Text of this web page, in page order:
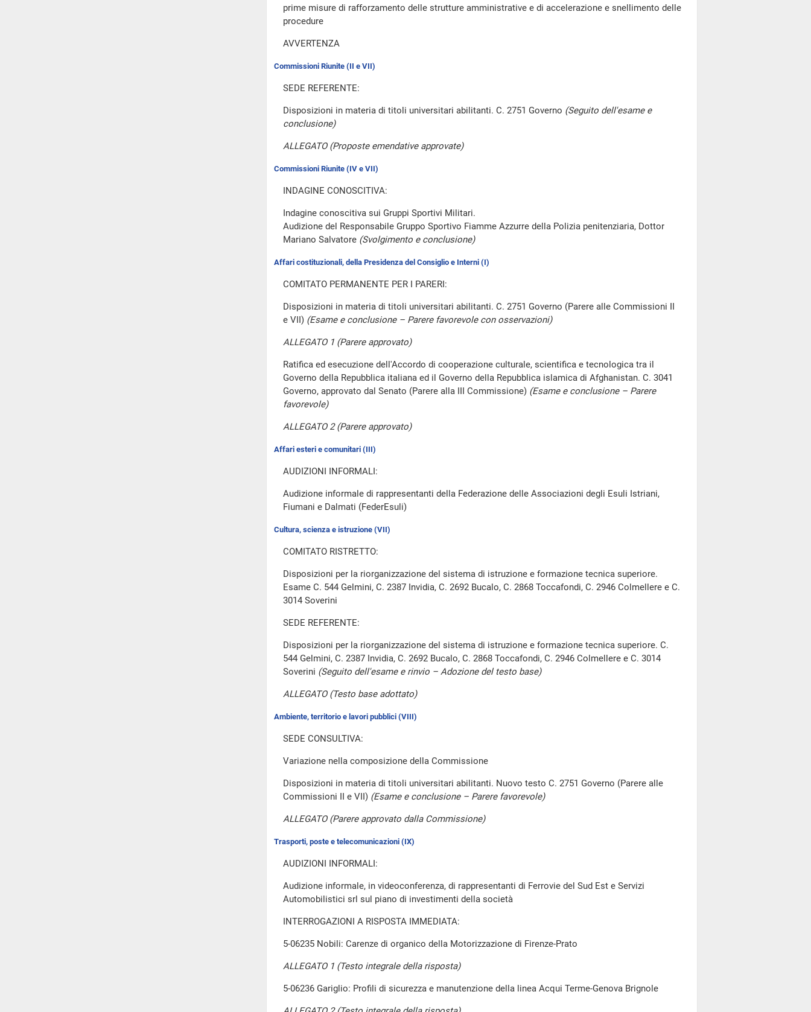
prime misure di rafforzamento delle strutture amministrative e di accelerazione e snellimento delle
procedure
AVVERTENZA
Commissioni Riunite (II e VII)
SEDE REFERENTE:
Disposizioni in materia di titoli universitari abilitanti. C. 2751 Governo (Seguito dell'esame e
conclusione)
ALLEGATO (Proposte emendative approvate)
Commissioni Riunite (IV e VII)
INDAGINE CONOSCITIVA:
Indagine conoscitiva sui Gruppi Sportivi Militari.
Audizione del Responsabile Gruppo Sportivo Fiamme Azzurre della Polizia penitenziaria, Dottor
Mariano Salvatore (Svolgimento e conclusione)
Affari costituzionali, della Presidenza del Consiglio e Interni (I)
COMITATO PERMANENTE PER I PARERI:
Disposizioni in materia di titoli universitari abilitanti. C. 2751 Governo (Parere alle Commissioni II
e VII) (Esame e conclusione – Parere favorevole con osservazioni)
ALLEGATO 1 (Parere approvato)
Ratifica ed esecuzione dell'Accordo di cooperazione culturale, scientifica e tecnologica tra il
Governo della Repubblica italiana ed il Governo della Repubblica islamica di Afghanistan. C. 3041
Governo, approvato dal Senato (Parere alla III Commissione) (Esame e conclusione – Parere
favorevole)
ALLEGATO 2 (Parere approvato)
Affari esteri e comunitari (III)
AUDIZIONI INFORMALI:
Audizione informale di rappresentanti della Federazione delle Associazioni degli Esuli Istriani,
Fiumani e Dalmati (FederEsuli)
Cultura, scienza e istruzione (VII)
COMITATO RISTRETTO:
Disposizioni per la riorganizzazione del sistema di istruzione e formazione tecnica superiore.
Esame C. 544 Gelmini, C. 2387 Invidia, C. 2692 Bucalo, C. 2868 Toccafondi, C. 2946 Colmellere e C.
3014 Soverini
SEDE REFERENTE:
Disposizioni per la riorganizzazione del sistema di istruzione e formazione tecnica superiore. C.
544 Gelmini, C. 2387 Invidia, C. 2692 Bucalo, C. 2868 Toccafondi, C. 2946 Colmellere e C. 3014
Soverini (Seguito dell'esame e rinvio – Adozione del testo base)
ALLEGATO (Testo base adottato)
Ambiente, territorio e lavori pubblici (VIII)
SEDE CONSULTIVA:
Variazione nella composizione della Commissione
Disposizioni in materia di titoli universitari abilitanti. Nuovo testo C. 2751 Governo (Parere alle
Commissioni II e VII) (Esame e conclusione – Parere favorevole)
ALLEGATO (Parere approvato dalla Commissione)
Trasporti, poste e telecomunicazioni (IX)
AUDIZIONI INFORMALI:
Audizione informale, in videoconferenza, di rappresentanti di Ferrovie del Sud Est e Servizi
Automobilistici srl sul piano di investimenti della società
INTERROGAZIONI A RISPOSTA IMMEDIATA:
5-06235 Nobili: Carenze di organico della Motorizzazione di Firenze-Prato
ALLEGATO 1 (Testo integrale della risposta)
5-06236 Gariglio: Profili di sicurezza e manutenzione della linea Acqui Terme-Genova Brignole